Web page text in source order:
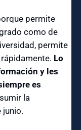
permite
como de
permite
Lo
y les
es
la
junio.